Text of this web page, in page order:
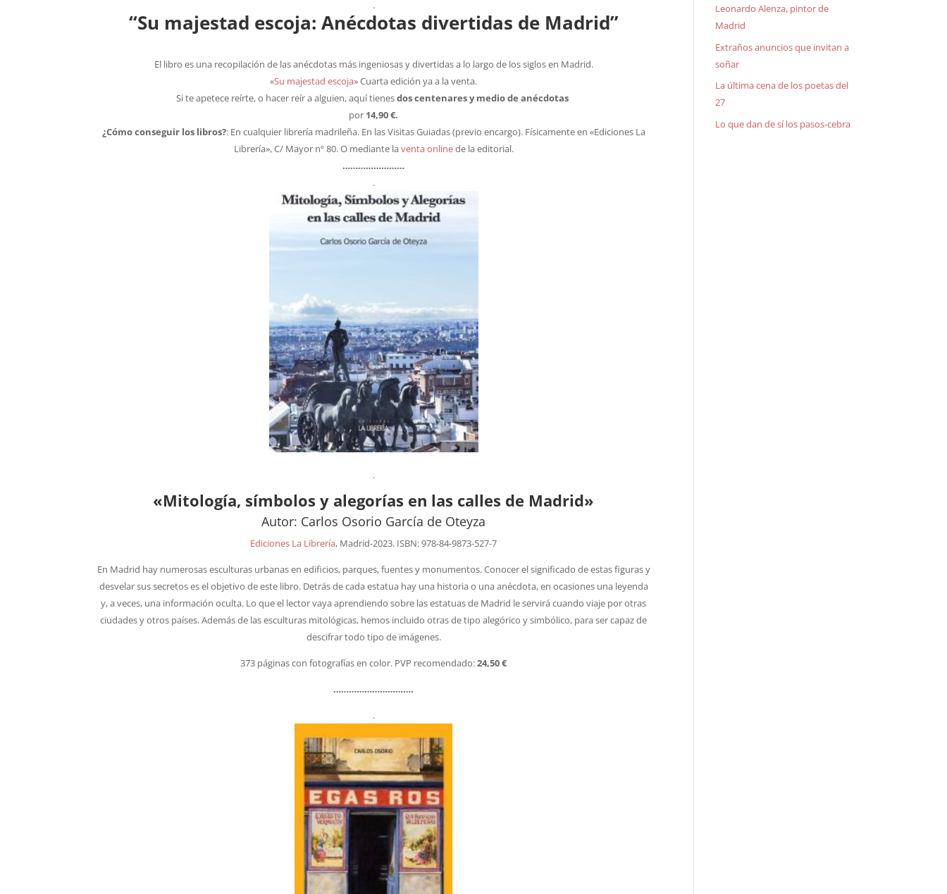
.
“Su majestad escoja: Anécdotas divertidas de Madrid”
El libro es una recopilación de las anécdotas más ingeniosas y divertidas a lo largo de los siglos en Madrid.
«Su majestad escoja» Cuarta edición ya a la venta.
Si te apetece reírte, o hacer reír a alguien, aquí tienesdos centenares y medio de anécdotas
por 14,90 €.
¿Cómo conseguir los libros?: En cualquier librería madrileña. En las Visitas Guiadas (previo encargo). Físicamente en «Ediciones La
Librería», C/ Mayor nº 80. O mediante laventa onlinede la editorial.
……………………
.
.
«Mitología, símbolos y alegorías en las calles de Madrid»
Autor: Carlos Osorio García de Oteyza
Ediciones La Librería, Madrid-2023. ISBN: 978-84-9873-527-7
En Madrid hay numerosas esculturas urbanas en edificios, parques, fuentes y monumentos. Conocer el significado de estas figuras y
desvelar sus secretos es el objetivo de este libro. Detrás de cada estatua hay una historia o una anécdota, en ocasiones una leyenda
y, a veces, una información oculta. Lo que el lector vaya aprendiendo sobre las estatuas de Madrid le servirá cuando viaje por otras
ciudades y otros países. Además de las esculturas mitológicas, hemos incluido otras de tipo alegórico y simbólico, para ser capaz de
descifrar todo tipo de imágenes.
373 páginas con fotografías en color. PVP recomendado:24,50 €
………………………….
.
Leonardo Alenza, pintor de
Madrid
Extraños anuncios que invitan a
soñar
La última cena de los poetas del
27
Lo que dan de sí los pasos-cebra